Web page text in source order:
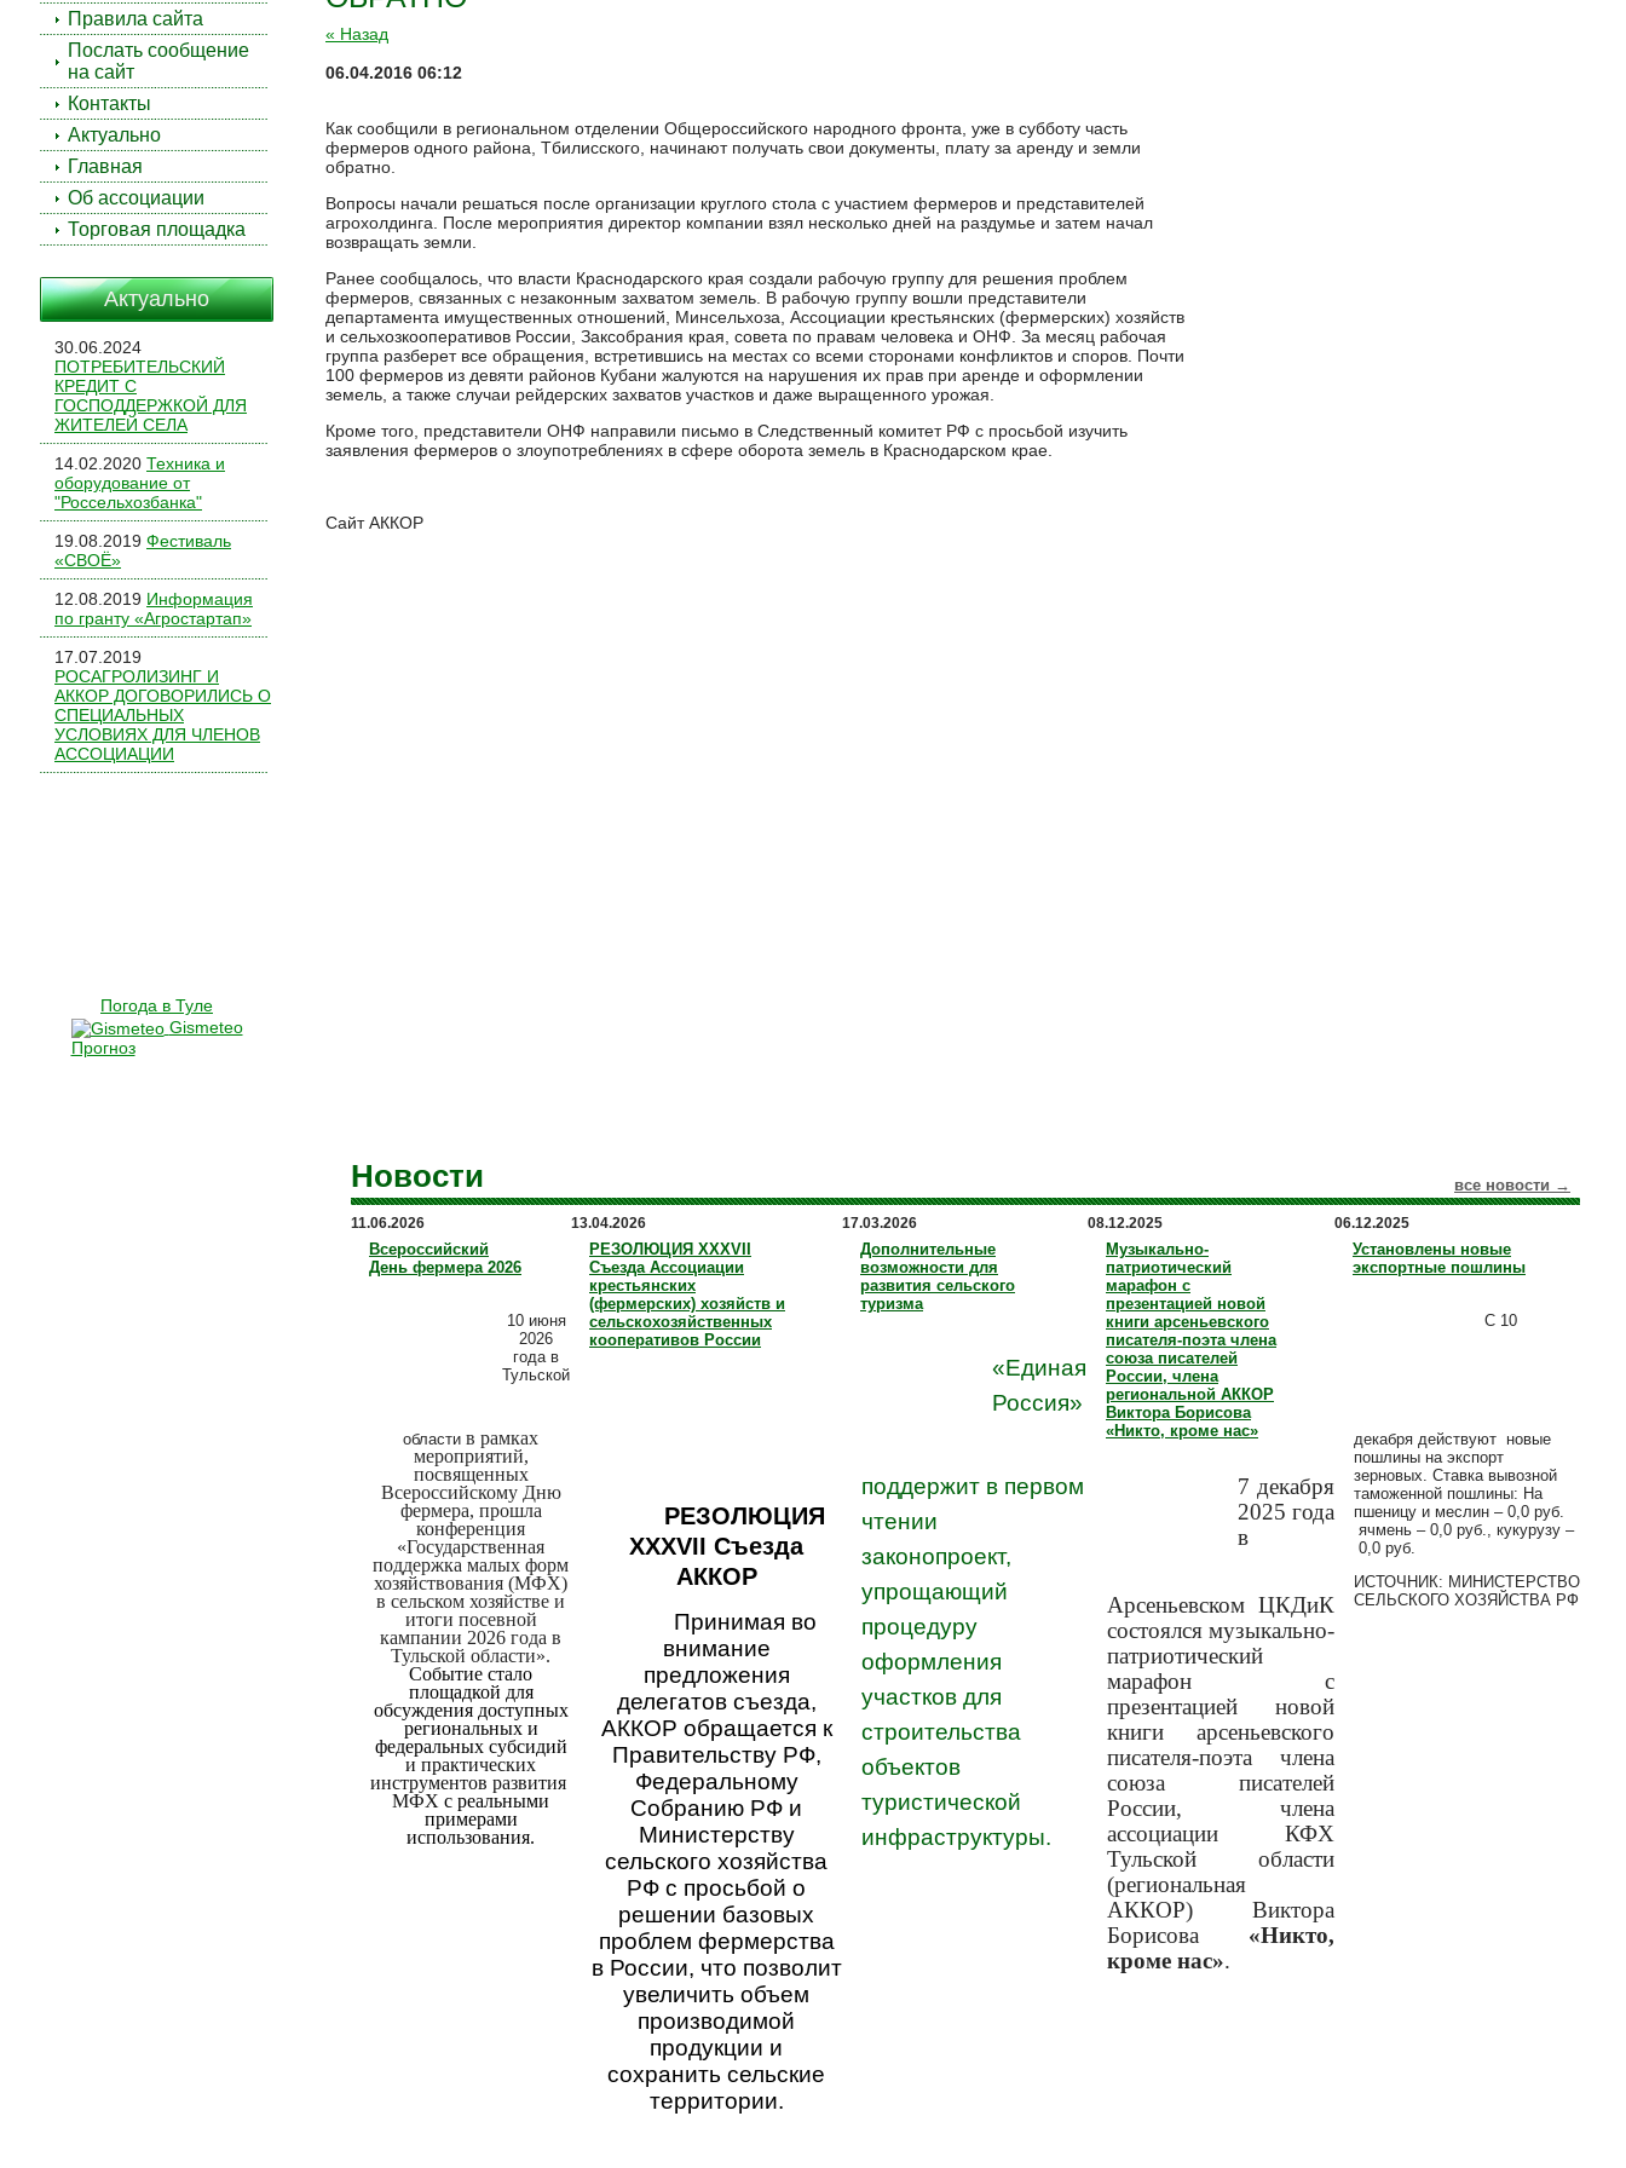
« Назад
06.04.2016 06:12
Как сообщили в региональном отделении Общероссийского народного фронта, уже в субботу часть
фермеров одного района, Тбилисского, начинают получать свои документы, плату за аренду и земли
обратно.
Вопросы начали решаться после организации круглого стола с участием фермеров и представителей
агрохолдинга. После мероприятия директор компании взял несколько дней на раздумье и затем начал
возвращать земли.
Ранее сообщалось, что власти Краснодарского края создали рабочую группу для решения проблем
фермеров, связанных с незаконным захватом земель. В рабочую группу вошли представители
департамента имущественных отношений, Минсельхоза, Ассоциации крестьянских (фермерских) хозяйств
и сельхозкооперативов России, Заксобрания края, совета по правам человека и ОНФ. За месяц рабочая
группа разберет все обращения, встретившись на местах со всеми сторонами конфликтов и споров. Почти
100 фермеров из девяти районов Кубани жалуются на нарушения их прав при аренде и оформлении
земель, а также случаи рейдерских захватов участков и даже выращенного урожая.
Кроме того, представители ОНФ направили письмо в Следственный комитет РФ с просьбой изучить
заявления фермеров о злоупотреблениях в сфере оборота земель в Краснодарском крае.
Сайт АККОР
Правила сайта
Послать сообщение
на сайт
Контакты
Актуально
Главная
Об ассоциации
Торговая площадка
Актуально
30.06.2024
ПОТРЕБИТЕЛЬСКИЙ
КРЕДИТ С
ГОСПОДДЕРЖКОЙ ДЛЯ
ЖИТЕЛЕЙ СЕЛА
14.02.2020 Техника и
оборудование от
"Россельхозбанка"
19.08.2019 Фестиваль
«СВОЁ»
12.08.2019 Информация
по гранту «Агростартап»
17.07.2019
РОСАГРОЛИЗИНГ И
АККОР ДОГОВОРИЛИСЬ О
СПЕЦИАЛЬНЫХ
УСЛОВИЯХ ДЛЯ ЧЛЕНОВ
АССОЦИАЦИИ
Погода в Туле
Gismeteo
Прогноз
Новости все новости →
11.06.2026
Всероссийский
День фермера 2026
10 июня
2026
года в
Тульской
области в рамках
мероприятий,
посвященных
Всероссийскому Дню
фермера, прошла
конференция
«Государственная
поддержка малых форм
хозяйствования (МФХ)
в сельском хозяйстве и
итоги посевной
кампании 2026 года в
Тульской области».
Событие стало
площадкой для
обсуждения доступных
региональных и
федеральных субсидий
и практических
инструментов развития
МФХ с реальными
примерами
использования.
13.04.2026
РЕЗОЛЮЦИЯ XXXVII
Съезда Ассоциации
крестьянских
(фермерских) хозяйств и
сельскохозяйственных
кооперативов России
РЕЗОЛЮЦИЯ
XXXVII Съезда
АККОР
Принимая во
внимание
предложения
делегатов съезда,
АККОР обращается к
Правительству РФ,
Федеральному
Собранию РФ и
Министерству
сельского хозяйства
РФ с просьбой о
решении базовых
проблем фермерства
в России, что позволит
увеличить объем
производимой
продукции и
сохранить сельские
территории.
17.03.2026
Дополнительные
возможности для
развития сельского
туризма
«Единая
Россия»
поддержит в первом
чтении
законопроект,
упрощающий
процедуру
оформления
участков для
строительства
объектов
туристической
инфраструктуры.
08.12.2025
Музыкально-
патриотический
марафон с
презентацией новой
книги арсеньевского
писателя-поэта члена
союза писателей
России, члена
региональной АККОР
Виктора Борисова
«Никто, кроме нас»
7 декабря
2025 года
в
Арсеньевском ЦКДиК
состоялся музыкально-
патриотический
марафон с
презентацией новой
книги арсеньевского
писателя-поэта члена
союза писателей
России, члена
ассоциации КФХ
Тульской области
(региональная
АККОР) Виктора
Борисова «Никто,
кроме нас».
06.12.2025
Установлены новые
экспортные пошлины
С 10
декабря действуют новые
пошлины на экспорт
зерновых. Ставка вывозной
таможенной пошлины: На
пшеницу и меслин – 0,0 руб.
ячмень – 0,0 руб., кукурузу –
0,0 руб.
ИCТОЧНИК: МИНИСТЕРСТВО
СЕЛЬСКОГО ХОЗЯЙСТВА РФ